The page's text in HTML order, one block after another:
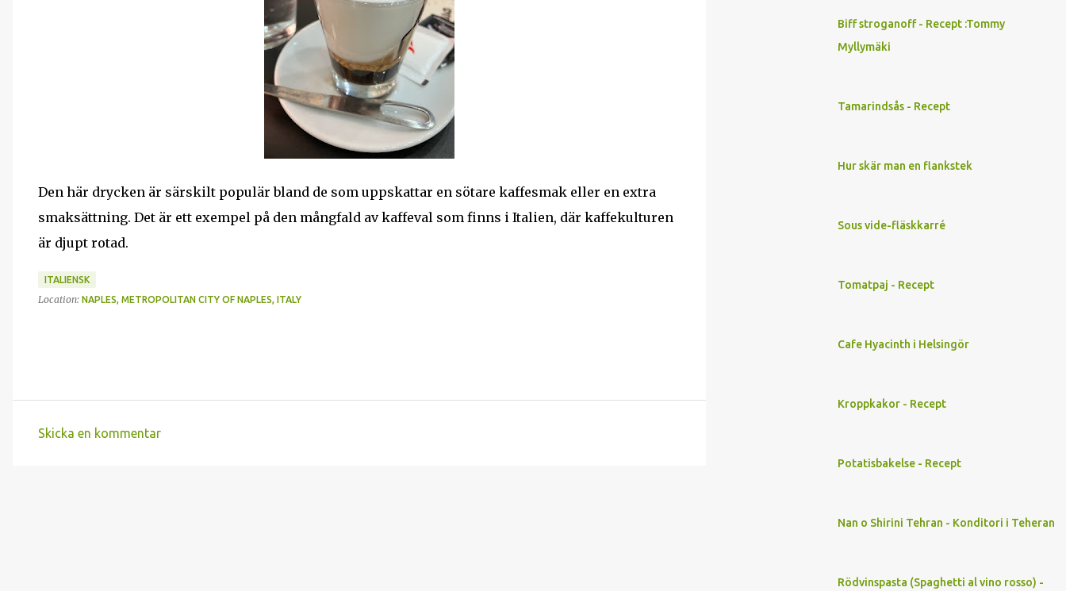
Den här drycken är särskilt populär bland de som uppskattar en sötare kaffesmak eller en extra
smaksättning. Det är ett exempel på den mångfald av kaffeval som finns i Italien, där kaffekulturen
är djupt rotad.
ITALIENSK
Location: NAPLES, METROPOLITAN CITY OF NAPLES, ITALY
Skicka en kommentar
Biff stroganoff - Recept :Tommy
Myllymäki
Tamarindsås - Recept
Hur skär man en flankstek
Sous vide-fläskkarré
Tomatpaj - Recept
Cafe Hyacinth i Helsingör
Kroppkakor - Recept
Potatisbakelse - Recept
Nan o Shirini Tehran - Konditori i Teheran
Rödvinspasta (Spaghetti al vino rosso) -